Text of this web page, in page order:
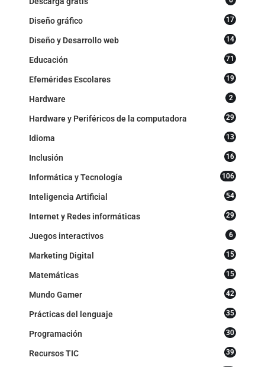
Diseño gráfico 17
Diseño y Desarrollo web 14
Educación 71
Efemérides Escolares 19
Hardware 2
Hardware y Periféricos de la computadora 29
Idioma 13
Inclusión 16
Informática y Tecnología 106
Inteligencia Artificial 54
Internet y Redes informáticas 29
Juegos interactivos 6
Marketing Digital 15
Matemáticas 15
Mundo Gamer 42
Prácticas del lenguaje 35
Programación 30
Recursos TIC 39